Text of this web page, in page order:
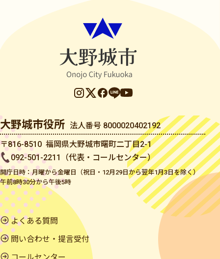
大野城市役所 法人番号 8000020402192
〒816-8510 福岡県大野城市曙町二丁目2-1
092-501-2211（代表・コールセンター）
開庁日時：月曜から金曜日（祝日・12月29日から翌年1月3日を除く）
午前8時30分から午後5時
よくある質問
問い合わせ・提言受付
コールセンター